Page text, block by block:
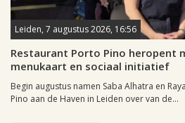
Leiden, 7 augustus 2026, 16:56
Restaurant Porto Pino heropent
menukaart en sociaal initiatief
Begin augustus namen Saba Alhatra en
Pino aan de Haven in Leiden over van de...